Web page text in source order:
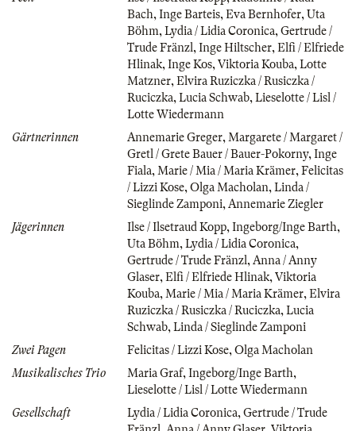
Bach, Inge Barteis, Eva Bernhofer, Uta
Böhm, Lydia / Lidia Coronica, Gertrude /
Trude Fränzl , Inge Hiltscher, Elfi / Elfriede
Hlinak, Inge Kos, Viktoria Kouba, Lotte
Matzner, Elvira Ruziczka / Rusiczka /
Ruciczka, Lucia Schwab, Lieselotte / Lisl /
Lotte Wiedermann
Gärtnerinnen
Annemarie Greger, Margarete / Margaret /
Gretl / Grete Bauer / Bauer-Pokorny, Inge
Fiala, Marie / Mia / Maria Krämer, Felicitas
/ Lizzi Kose, Olga Macholan, Linda /
Sieglinde Zamponi, Annemarie Ziegler
Jägerinnen
Ilse / Ilsetraud Kopp, Ingeborg/Inge Barth,
Uta Böhm, Lydia / Lidia Coronica,
Gertrude / Trude Fränzl , Anna / Anny
Glaser, Elfi / Elfriede Hlinak, Viktoria
Kouba, Marie / Mia / Maria Krämer, Elvira
Ruziczka / Rusiczka / Ruciczka, Lucia
Schwab, Linda / Sieglinde Zamponi
Zwei Pagen
Felicitas / Lizzi Kose, Olga Macholan
Musikalisches Trio
Maria Graf, Ingeborg/Inge Barth,
Lieselotte / Lisl / Lotte Wiedermann
Gesellschaft
Lydia / Lidia Coronica, Gertrude / Trude